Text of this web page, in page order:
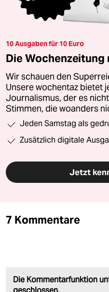
10 Ausgaben für 10 Euro
Die
Wir schauen den
Unsere wochentaz bietet
Journalismus, der es
Stimmen, die woanders
Jeden Samstag als
Zusätzlich digitale
Jetzt
7 Kommentare
Die Kommentarfunktion